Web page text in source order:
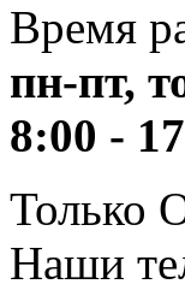
Время
пн-пт,
8:00 -
Только
Наши